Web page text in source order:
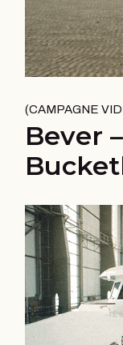
CAMPAGNE
Bever